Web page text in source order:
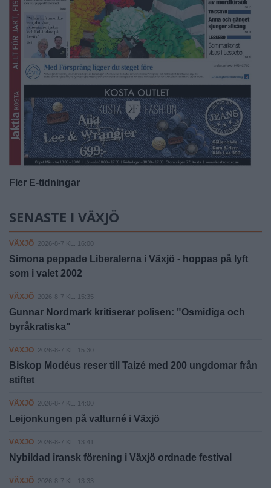
Fler E-tidningar
SENASTE I VÄXJÖ
VÄXJÖ 2026-8-7 KL. 16:00
Simona peppade Liberalerna i Växjö - hoppas på lyft
som i valet 2002
VÄXJÖ 2026-8-7 KL. 15:35
Gunnar Nordmark kritiserar polisen: "Osmidiga och
byråkratiska"
VÄXJÖ 2026-8-7 KL. 15:30
Biskop Modéus reser till Taizé med 200 ungdomar från
stiftet
VÄXJÖ 2026-8-7 KL. 14:00
Leijonkungen på valturné i Växjö
VÄXJÖ 2026-8-7 KL. 13:41
Nybildad iransk förening i Växjö ordnade festival
VÄXJÖ 2026-8-7 KL. 13:33